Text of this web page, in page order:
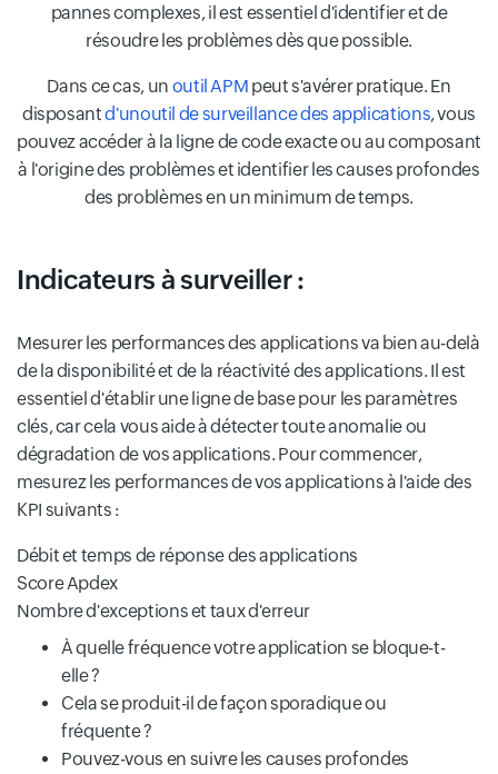
pannes complexes, il est essentiel d'identifier et de
résoudre les problèmes dès que possible.
Dans ce cas, un outil APM peut s'avérer pratique. En
disposantd'unoutil de surveillance des applications, vous
pouvez accéder à la ligne de code exacte ou au composant
à l'origine des problèmes et identifier les causes profondes
des problèmes en un minimum de temps.
Indicateurs à surveiller :
Mesurer les performances des applications va bien au-delà
de la disponibilité et de la réactivité des applications. Il est
essentiel d'établir une ligne de base pour les paramètres
clés, car cela vous aide à détecter toute anomalie ou
dégradation de vos applications. Pour commencer,
mesurez les performances de vos applications à l'aide des
KPI suivants :
Débit et temps de réponse des applications
Score Apdex
Nombre d'exceptions et taux d'erreur
À quelle fréquence votre application se bloque-t-
elle ?
Cela se produit-il de façon sporadique ou
fréquente ?
Pouvez-vous en suivre les causes profondes